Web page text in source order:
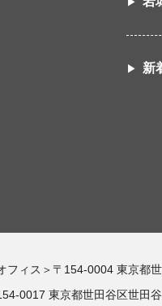
新
フィス＞〒154-0004 東京
0017 東京都世田谷区世田